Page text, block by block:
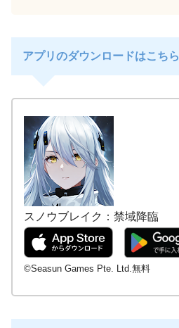
アプリのダウンロードはこちら
スノウブレイク：禁域降臨
©Seasun Games Pte. Ltd.無料